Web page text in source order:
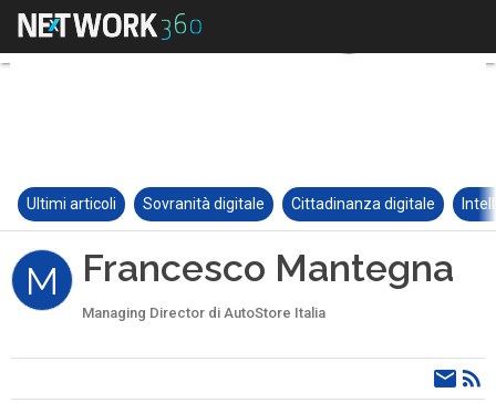
Ultimi articoli Sovranità digitale Cittadinanza digitale
M Francesco Mantegna
Managing Director di AutoStore Italia